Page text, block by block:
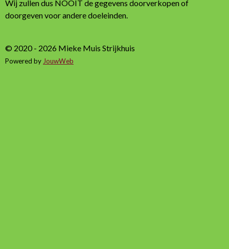
Wij zullen dus NOOIT de gegevens doorverkopen of
doorgeven voor andere doeleinden.
© 2020 - 2026 Mieke Muis Strijkhuis
Powered by JouwWeb